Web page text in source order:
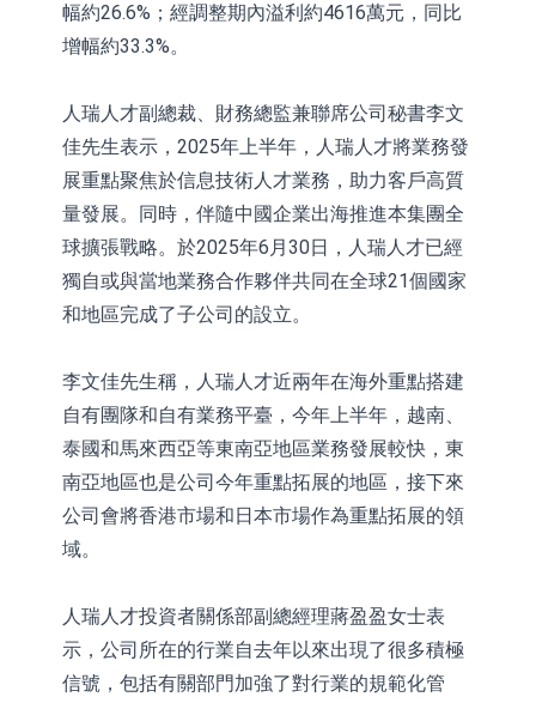
採取出具警示函措施
山金國際：港股上市工作正常推進中
幅約26.6%；經調整期內溢利約4616萬元，同比
增幅約33.3%。
人瑞人才副總裁、財務總監兼聯席公司秘書李文
佳先生表示，2025年上半年，人瑞人才將業務發
展重點聚焦於信息技術人才業務，助力客戶高質
量發展。同時，伴隨中國企業出海推進本集團全
球擴張戰略。於2025年6月30日，人瑞人才已經
獨自或與當地業務合作夥伴共同在全球21個國家
和地區完成了子公司的設立。
李文佳先生稱，人瑞人才近兩年在海外重點搭建
自有團隊和自有業務平臺，今年上半年，越南、
泰國和馬來西亞等東南亞地區業務發展較快，東
南亞地區也是公司今年重點拓展的地區，接下來
公司會將香港市場和日本市場作為重點拓展的領
域。
人瑞人才投資者關係部副總經理蔣盈盈女士表
示，公司所在的行業自去年以來出現了很多積極
信號，包括有關部門加強了對行業的規範化管